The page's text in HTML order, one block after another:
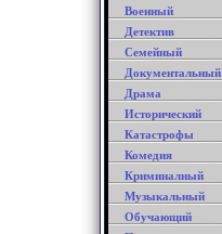
Военный
Детектив
Семейный
Документальный
Драма
Исторический
Катастрофы
Комедия
Криминалный
Музыкальный
Обучающий